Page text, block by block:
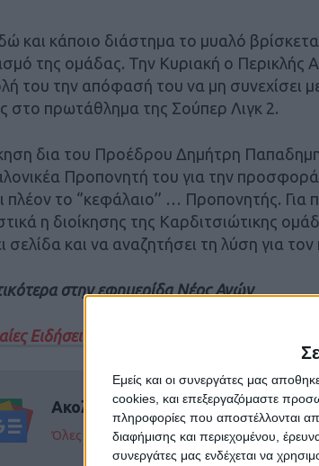
Εμείς και οι συνεργάτες μας
cookies, και επεξεργαζόμαστε
πληροφορίες που αποστέλλονται
διαφήμισης και περιεχομένου,
συνεργάτες μας ενδέχεται να
και κάποιο διάστημα το μυαλό
της ομάδας. Την Κυριακή ο Περικλής
του την απόφασή του να μη συνεχίσει
στο πρωτάθλημα της Σούπερ Λιγκ 2.
δια του Προέδρου Δημήτρη
Προπονητή του για την
πλέον το ‘’κεφάλαιο’’ … Προπονητής.
η διοίκησης της Καρδιτσιώτικης
σελίδα και να αναζητήσει τη λύση για τον
στην εφημερίδα Νέος Αγών
Ειδήσεις Σήμερα
Ακολούθησε την εφημερίδα
Όλες οι εξελίξεις στην περιοχή της